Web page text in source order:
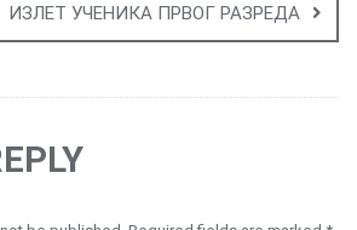
ИЗЛЕТ УЧЕНИКА ПРВОГ РАЗРЕДА